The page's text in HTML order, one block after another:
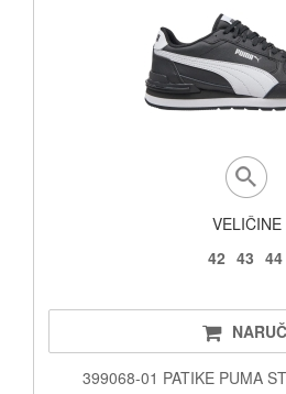
VELIČINE
42 43 44
399068-01 PATIKE PUMA